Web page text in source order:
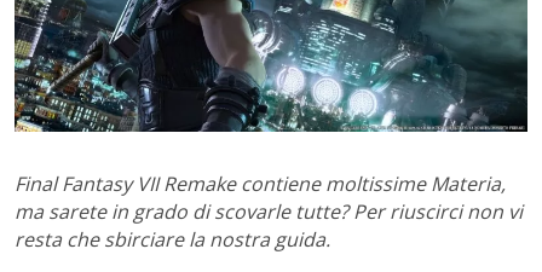
Final Fantasy VII Remake contiene moltissime Materia,
ma sarete in grado di scovarle tutte? Per riuscirci non vi
resta che sbirciare la nostra guida.